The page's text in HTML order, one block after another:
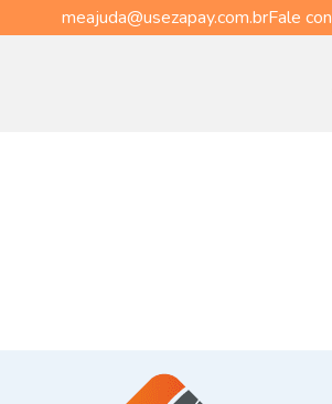
meajuda@usezapay.com.brFale